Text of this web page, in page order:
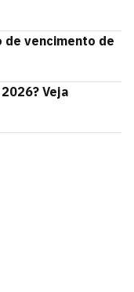
de vencimento de
Veja